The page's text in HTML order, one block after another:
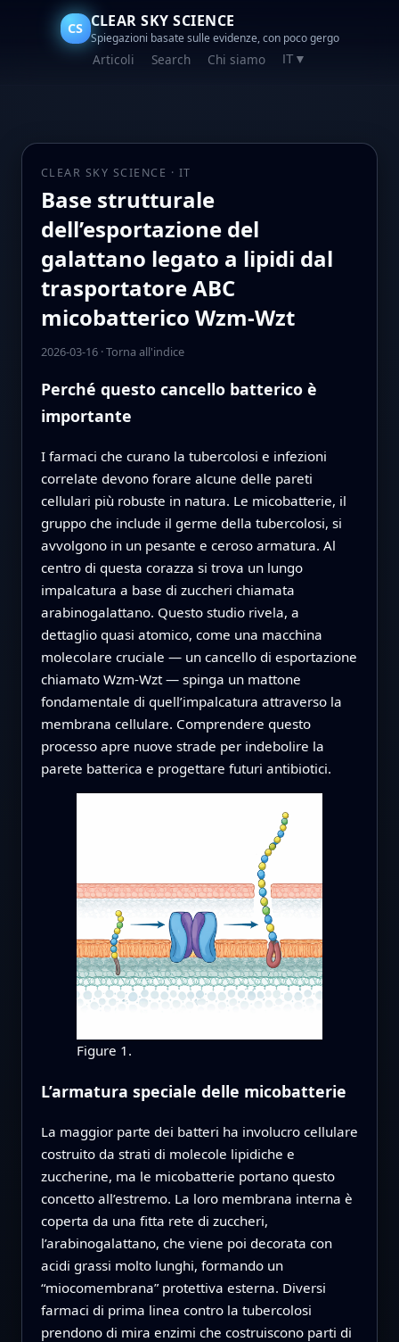
CS CLEAR SKY SCIENCE
Spiegazioni basate sulle evidenze, con poco gergo
Articoli Search Chi siamo IT ▼
CLEAR SKY SCIENCE · IT
Base strutturale
dell’esportazione del
galattano legato a lipidi dal
trasportatore ABC
micobatterico Wzm-Wzt
2026-03-16·Torna all'indice
Perché questo cancello batterico è
importante
I farmaci che curano la tubercolosi e infezioni
correlate devono forare alcune delle pareti
cellulari più robuste in natura. Le micobatterie, il
gruppo che include il germe della tubercolosi, si
avvolgono in un pesante e ceroso armatura. Al
centro di questa corazza si trova un lungo
impalcatura a base di zuccheri chiamata
arabinogalattano. Questo studio rivela, a
dettaglio quasi atomico, come una macchina
molecolare cruciale — un cancello di esportazione
chiamato Wzm-Wzt — spinga un mattone
fondamentale di quell’impalcatura attraverso la
membrana cellulare. Comprendere questo
processo apre nuove strade per indebolire la
parete batterica e progettare futuri antibiotici.
Figure 1.
L’armatura speciale delle micobatterie
La maggior parte dei batteri ha involucro cellulare
costruito da strati di molecole lipidiche e
zuccherine, ma le micobatterie portano questo
concetto all’estremo. La loro membrana interna è
coperta da una fitta rete di zuccheri,
l’arabinogalattano, che viene poi decorata con
acidi grassi molto lunghi, formando un
“miocomembrana” protettiva esterna. Diversi
farmaci di prima linea contro la tubercolosi
prendono di mira enzimi che costruiscono parti di